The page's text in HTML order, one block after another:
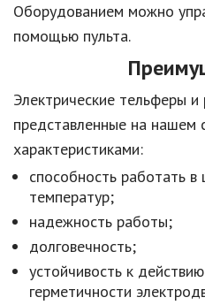
Оборудованием можно
помощью пульта.
Электрические тельферы и
представленные на нашем
характеристиками:
способность работать
температур;
надежность работы;
долговечность;
устойчивость к
герметичности